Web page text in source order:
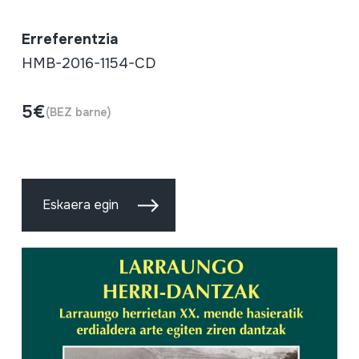
Erreferentzia
HMB-2016-1154-CD
5€(BEZ barne)
Eskaera egin